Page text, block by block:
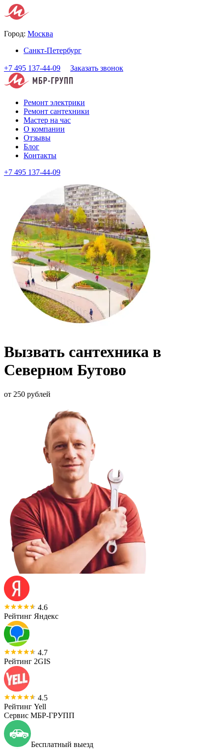
Город: Москва
Санкт-Петербург
+7 495 137-44-09 Заказать звонок
Ремонт электрики
Ремонт сантехники
Мастер на час
О компании
Отзывы
Блог
Контакты
+7 495 137-44-09
Вызвать сантехника в
Северном Бутово
от 250 рублей
4.6
Рейтинг Яндекс
4.7
Рейтинг 2GIS
4.5
Рейтинг Yell
Сервис МБР-ГРУПП
Бесплатный выезд